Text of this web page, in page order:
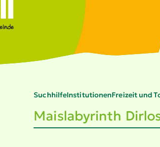
SuchhilfeInsti­tu­tionenFreizeit und
Maisla­by­rinth